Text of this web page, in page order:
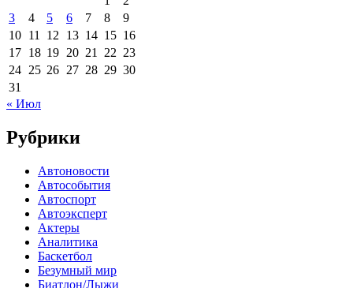
3
4 5 6 7 8
9
10 11 12 13 14 15 16
17 18 19 20 21 22 23
24 25 26 27 28 29 30
31
« Июл
Рубрики
Автоновости
Автособытия
Автоспорт
Автоэксперт
Актеры
Аналитика
Баскетбол
Безумный мир
Биатлон/Лыжи